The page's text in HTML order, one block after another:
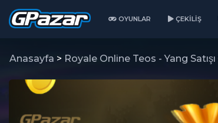
OYUNLAR ÇEKILIŞ
Anasayfa > Royale Online Teos - Yang Satışı